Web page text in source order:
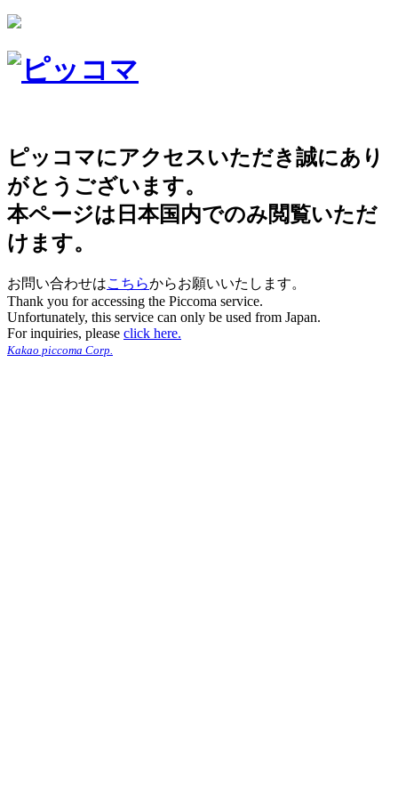
ピッコマにアクセスいただき誠にあり
がとうございます。
本ページは日本国内でのみ閲覧いただ
けます。
お問い合わせはこちらからお願いいたします。
Thank you for accessing the Piccoma service.
Unfortunately, this service can only be used from Japan.
For inquiries, please click here.
Kakao piccoma Corp.